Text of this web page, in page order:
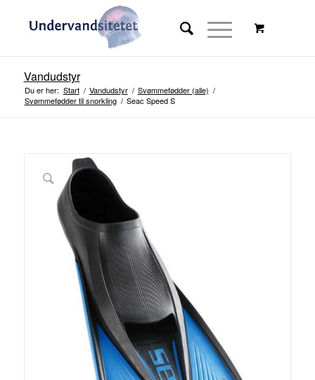
Vandudstyr
Du er her: Start / Vandudstyr / Svømmefødder (alle) /
Svømmefødder til snorkling / Seac Speed S